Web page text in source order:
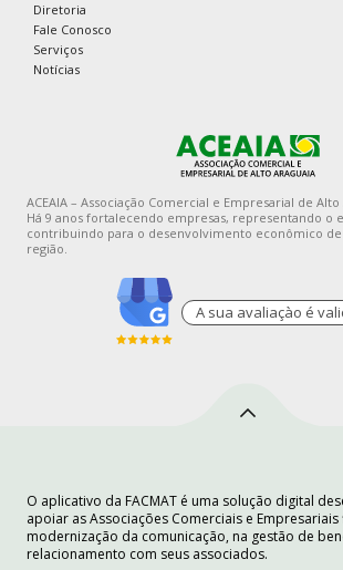
Diretoria
Fale Conosco
Serviços
Notícias
ACEAIA – Associação Comercial e Empresarial de Alto
Há 9 anos fortalecendo empresas, representando o
contribuindo para o desenvolvimento econômico de
região.
A sua avaliaçào é
O aplicativo da FACMAT é uma solução digital
apoiar as Associações Comerciais e Empresariais
modernização da comunicação, na gestão de
relacionamento com seus associados.